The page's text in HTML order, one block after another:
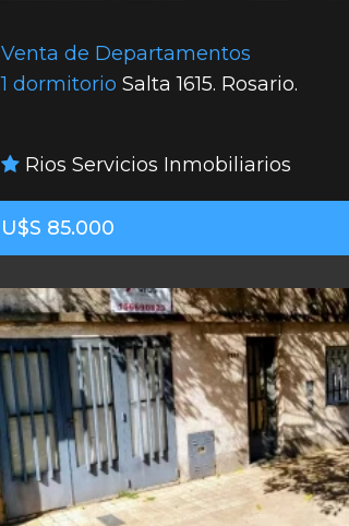
Venta de Departamentos
1 dormitorio Salta 1615. Rosario.
Rios Servicios Inmobiliarios
U$S 85.000